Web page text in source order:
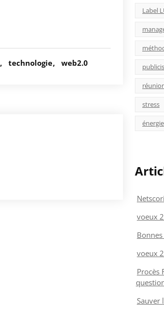
technologie web2.0
Label
publicis
stress
énergie
voeux
voeux
Procès
Sauver